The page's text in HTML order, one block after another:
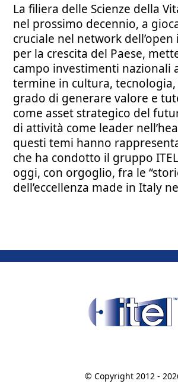
La filiera delle Scienze della
nel prossimo decennio, a
cruciale nel network
per la crescita del Paese,
campo investimenti nazionali
termine in cultura,
grado di generare valore e
come asset strategico del
di attività come leader
questi temi hanno
che ha condotto il gruppo
oggi, con orgoglio, fra le
dell’eccellenza made in Italy
© Copyright 2012 -